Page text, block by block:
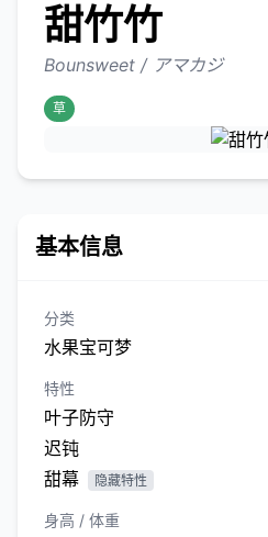
甜竹竹
Bounsweet / アマカジ
草
基本信息
分类
水果宝可梦
特性
叶子防守
迟钝
甜幕
隐藏特性
身高 / 体重